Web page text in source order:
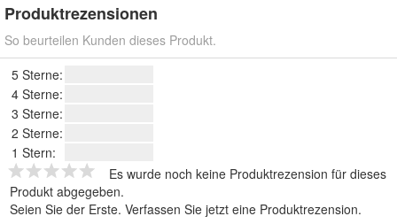
Produktrezensionen
So beurteilen Kunden dieses Produkt.
5 Sterne:
4 Sterne:
3 Sterne:
2 Sterne:
1 Stern:
Es wurde noch keine Produktrezension für dieses
Produkt abgegeben.
Seien Sie der Erste. Verfassen Sie jetzt eine Produktrezension.